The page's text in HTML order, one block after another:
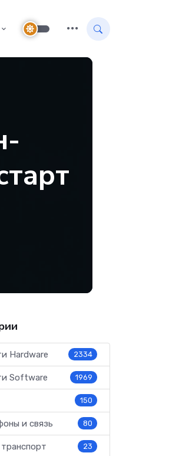
Hardware 2334
Software 1969
150
и связь 80
23